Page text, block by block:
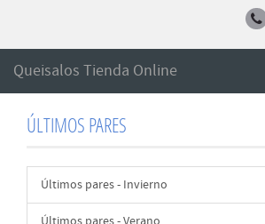
Queisalos Tienda Online
ÚLTIMOS PARES
Últimos pares - Invierno